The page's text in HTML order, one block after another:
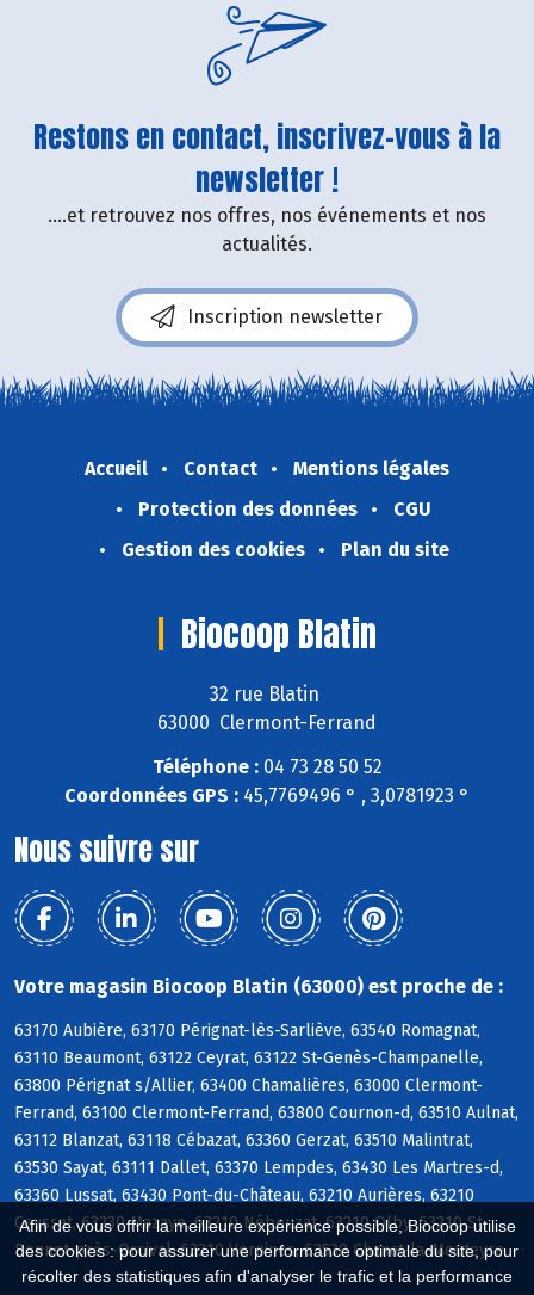
Afin de vous offrir la meilleure expérience possible, Biocoop utilise
des cookies : pour assurer une performance optimale du site, pour
récolter des statistiques afin d'analyser le trafic et la performance
Restons en contact, inscrivez-vous à la
newsletter !
....et retrouvez nos offres, nos événements et nos
actualités.
Inscription newsletter
Accueil Contact
Mentions légales
Protection des données
CGU
Gestion des cookies
Plan du site
Biocoop Blatin
32 rue Blatin
63000 Clermont-Ferrand
Téléphone :04 73 28 50 52
Coordonnées GPS : 45,7769496 ° , 3,0781923 °
Nous suivre sur
Votre magasin Biocoop Blatin (63000) est proche de :
63170 Aubière, 63170 Pérignat-lès-Sarliève, 63540 Romagnat,
63110 Beaumont, 63122 Ceyrat, 63122 St-Genès-Champanelle,
63800 Pérignat s/Allier, 63400 Chamalières, 63000 Clermont-
Ferrand, 63100 Clermont-Ferrand, 63800 Cournon-d, 63510 Aulnat,
63112 Blanzat, 63118 Cébazat, 63360 Gerzat, 63510 Malintrat,
63530 Sayat, 63111 Dallet, 63370 Lempdes, 63430 Les Martres-d,
63360 Lussat, 63430 Pont-du-Château, 63210 Aurières, 63210
Ceyssat, 63230 Mazaye, 63210 Nébouzat, 63210 Olby, 63210 St-
Bonnet-près-Orcival, 63210 Vernines, 63530 Chanat-la-Mouteyre